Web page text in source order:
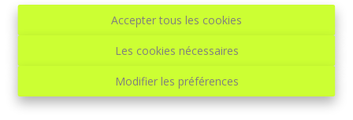
Accepter tous les cookies
Les cookies nécessaires
Modifier les préférences
Avenue Paul Pastur, 37